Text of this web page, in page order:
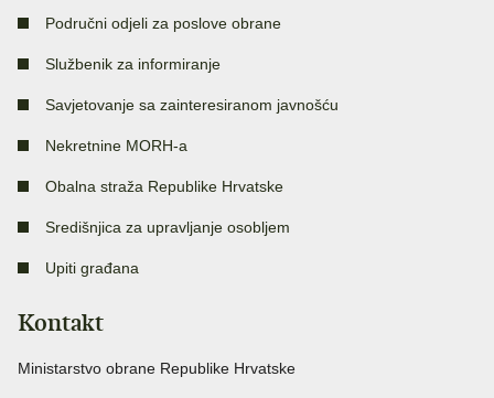
Područni odjeli za poslove obrane
Službenik za informiranje
Savjetovanje sa zainteresiranom javnošću
Nekretnine MORH-a
Obalna straža Republike Hrvatske
Središnjica za upravljanje osobljem
Upiti građana
Kontakt
Ministarstvo obrane Republike Hrvatske